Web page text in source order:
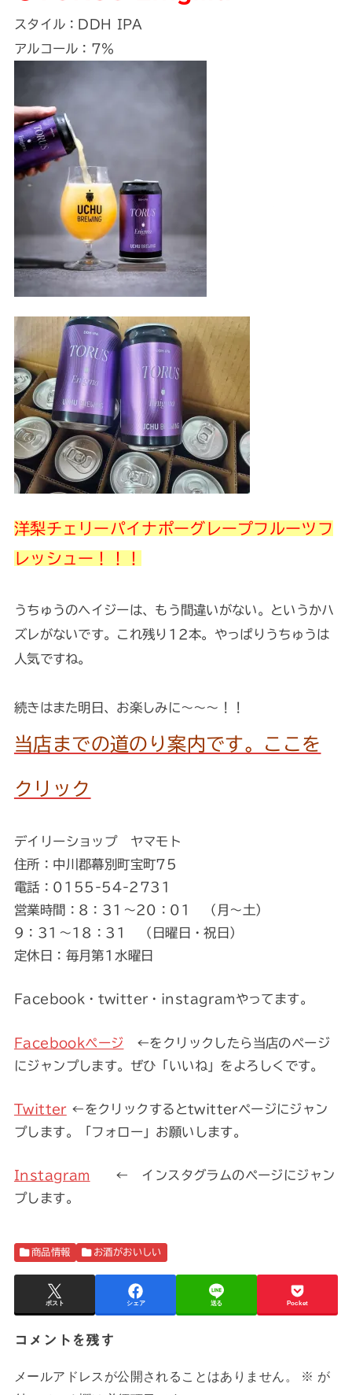
スタイル：DDH IPA
アルコール：7%
洋梨チェリーパイナポーグレープフルーツフ
レッシュー！！！
うちゅうのヘイジーは、もう間違いがない。というかハ
ズレがないです。これ残り12本。やっぱりうちゅうは
人気ですね。
続きはまた明日、お楽しみに～～～！！
当店までの道のり案内です。ここを
クリック
デイリーショップ ヤマモト
住所：中川郡幕別町宝町75
電話：0155-54-2731
営業時間：8：31～20：01 （月～土）
9：31～18：31 （日曜日・祝日）
定休日：毎月第1水曜日
Facebook・twitter・instagramやってます。
Facebookページ ←をクリックしたら当店のページ
にジャンプします。ぜひ「いいね」をよろしくです。
Twitter ←をクリックするとtwitterページにジャン
プします。「フォロー」お願いします。
Instagram ← インスタグラムのページにジャン
プします。
商品情報 お酒がおいしい
ポスト シェア 送る Pocket
コメントを残す
メールアドレスが公開されることはありません。 ※ が